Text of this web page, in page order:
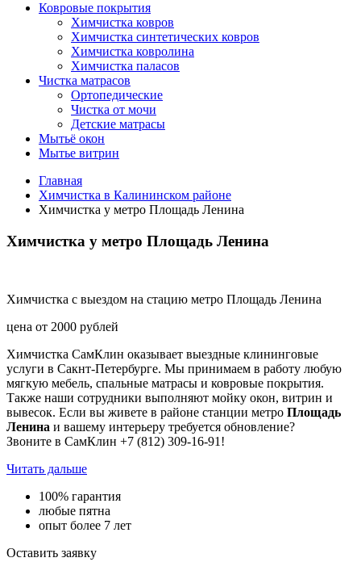
Ковровые покрытия
Химчистка ковров
Химчистка синтетических ковров
Химчистка ковролина
Химчистка паласов
Чистка матрасов
Ортопедические
Чистка от мочи
Детские матрасы
Мытьё окон
Мытье витрин
Главная
Химчистка в Калининском районе
Химчистка у метро Площадь Ленина
Химчистка у метро Площадь Ленина
Химчистка с выездом на стацию метро Площадь Ленина
цена от 2000 рублей
Химчистка СамКлин оказывает выездные клининговые
услуги в Сакнт-Петербурге. Мы принимаем в работу любую
мягкую мебель, спальные матрасы и ковровые покрытия.
Также наши сотрудники выполняют мойку окон, витрин и
вывесок. Если вы живете в районе станции метро Площадь
Ленина и вашему интерьеру требуется обновление?
Звоните в СамКлин +7 (812) 309-16-91!
Читать дальше
100% гарантия
любые пятна
опыт более 7 лет
Оставить заявку